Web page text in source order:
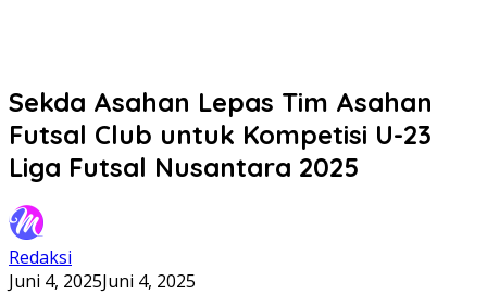
Sekda Asahan Lepas Tim Asahan
Futsal Club untuk Kompetisi U-23
Liga Futsal Nusantara 2025
Redaksi
Juni 4, 2025Juni 4, 2025